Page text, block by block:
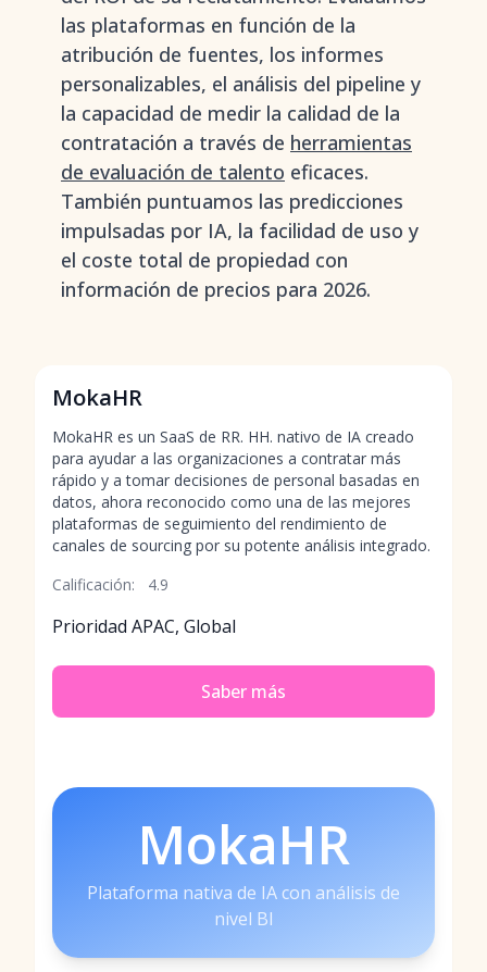
las plataformas en función de la
atribución de fuentes, los informes
personalizables, el análisis del pipeline y
la capacidad de medir la calidad de la
contratación a través de herramientas
de evaluación de talento eficaces.
También puntuamos las predicciones
impulsadas por IA, la facilidad de uso y
el coste total de propiedad con
información de precios para 2026.
MokaHR
MokaHR es un SaaS de RR. HH. nativo de IA creado
para ayudar a las organizaciones a contratar más
rápido y a tomar decisiones de personal basadas en
datos, ahora reconocido como una de las mejores
plataformas de seguimiento del rendimiento de
canales de sourcing por su potente análisis integrado.
Calificación:
4.9
Prioridad APAC, Global
Saber más
MokaHR
Plataforma nativa de IA con análisis de
nivel BI